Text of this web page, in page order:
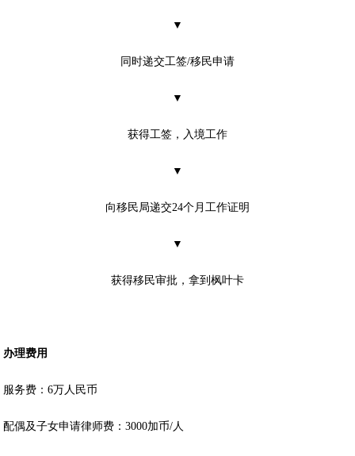
▼
同时递交工签/移民申请
▼
获得工签，入境工作
▼
向移民局递交24个月工作证明
▼
获得移民审批，拿到枫叶卡
办理费用
服务费：6万人民币
配偶及子女申请律师费：3000加币/人